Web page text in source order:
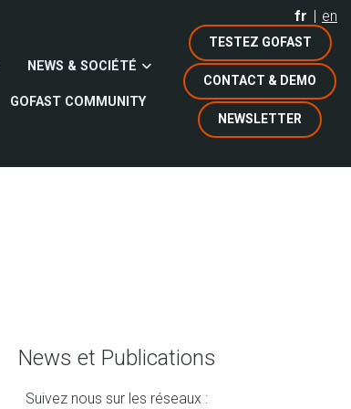
fr en
TESTEZ GOFAST
CONTACT & DEMO
NEWSLETTER
NEWS & SOCIÉTÉ
GOFAST COMMUNITY
News et Publications
Suivez nous sur les réseaux :